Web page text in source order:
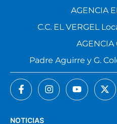
NOTICIAS
AGENCIA
C.C. EL VERGEL
AGENCIA
Padre Aguirre y G.